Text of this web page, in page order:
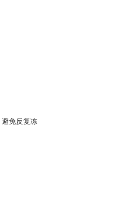
免反复冻